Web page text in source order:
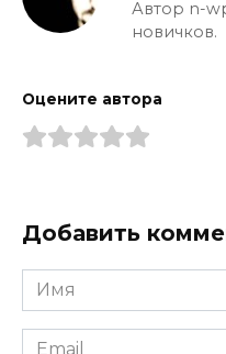
Автор n-
новичков.
Оцените автора
Добавить
Имя
*
Email